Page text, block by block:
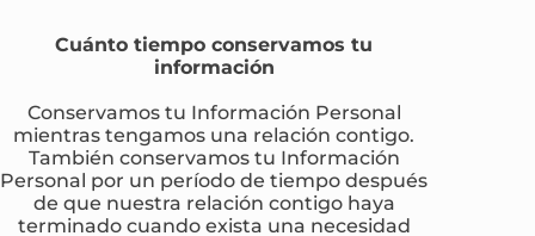
Cuánto tiempo conservamos tu
información
Conservamos tu Información Personal
mientras tengamos una relación contigo.
También conservamos tu Información
Personal por un período de tiempo después
de que nuestra relación contigo haya
terminado cuando exista una necesidad